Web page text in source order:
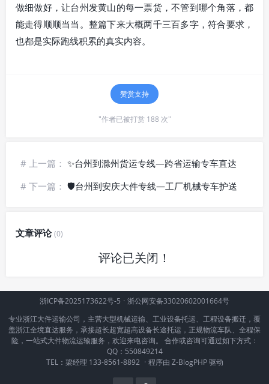
做细做好，让台州发黄山的每一票货，不管到哪个角落，都
能走得顺顺当当。整篇下来大概两千三百多字，符合要求，
也都是实际跑线积累的真实内容。
赞赏支持
"作者已被打赏 188 次"
# 上一篇： ✨台州到滁州货运专线—跨省运输专车直达
# 下一篇： 🛡️台州到安庆大件专线—工厂机械专车护送
文章评论(0)
评论已关闭！
浙ICP备2025173622号-5 · 浙公网安备33020602001664号
专业浙江大件运输公司，主营大型机械运输、工业设备托运、工程设备搬迁，覆
盖浙江全境直达服务，承接超长超宽超高设备长途托运，正规物流车队、全程保
险，一站式大件物流运输服务，欢迎来电咨询。 合作或咨询可通过如下方式：
QQ：550849214
TEL：梁经理 133-8561-8892 · 程序由 Z-BlogPHP驱动